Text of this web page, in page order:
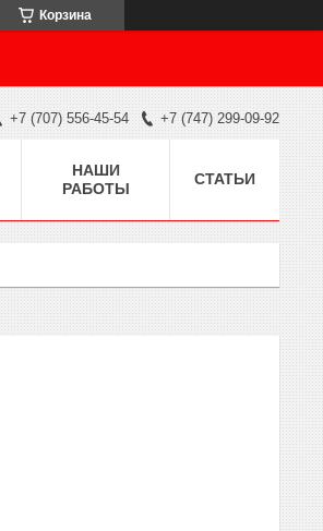
Корзина
+7 (707) 556-45-54 +7 (747) 299-09-92
НАШИ
РАБОТЫ
СТАТЬИ